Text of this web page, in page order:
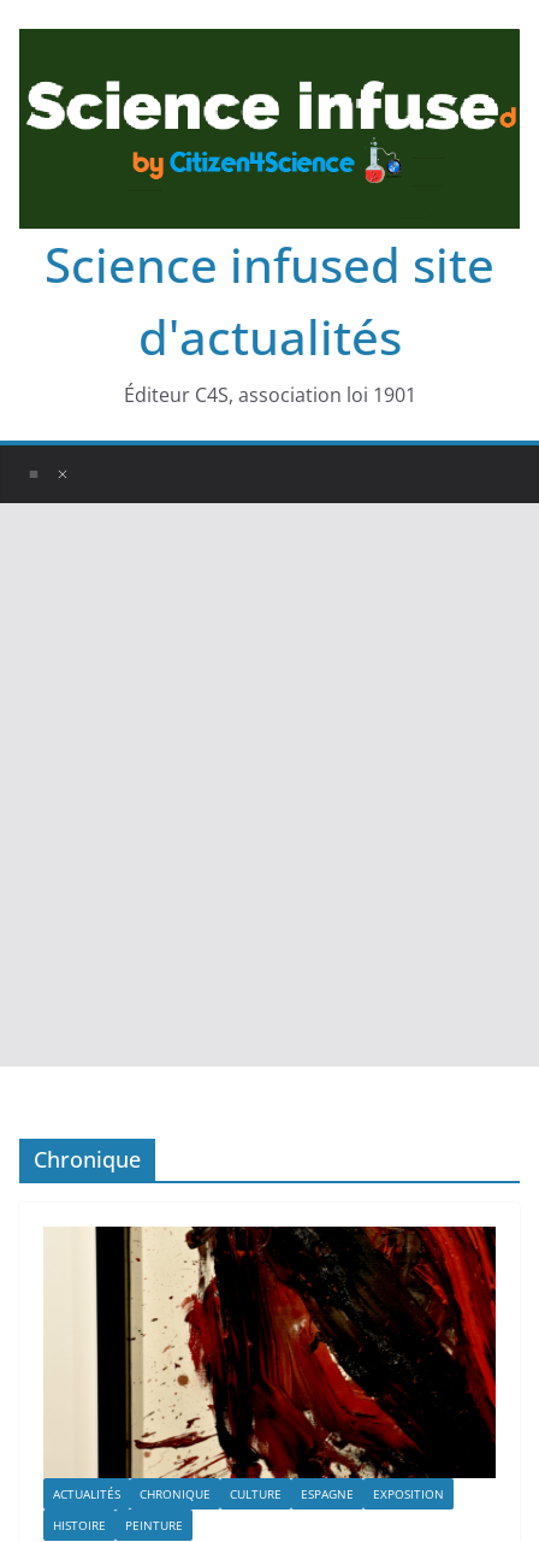
Science infused site
d'actualités
Éditeur C4S, association loi 1901
Chronique
ACTUALITÉS CHRONIQUE CULTURE ESPAGNE
EXPOSITION
HISTOIRE
PEINTURE